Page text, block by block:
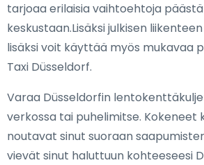
tarjoaa erilaisia vaihtoehtoja
keskustaan.Lisäksi julkisen
lisäksi voit käyttää myös mukavaa
Taxi Düsseldorf.
Varaa Düsseldorfin
verkossa tai puhelimitse. Kokeneet
noutavat sinut suoraan
vievät sinut haluttuun kohteeseesi